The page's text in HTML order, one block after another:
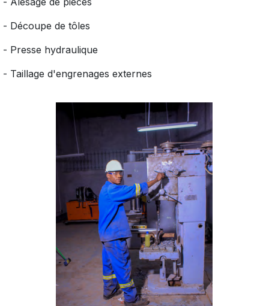
- Découpe de tôles
- Presse hydraulique
- Taillage d'engrenages externes